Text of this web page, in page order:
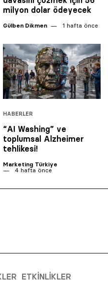
milyon dolar ödeyecek
Gülben Dikmen 1 hafta önce
HABERLER
“AI Washing” ve
toplumsal Alzheimer
tehlikesi!
Marketing Türkiye
4 hafta önce
ETKINLIKLER